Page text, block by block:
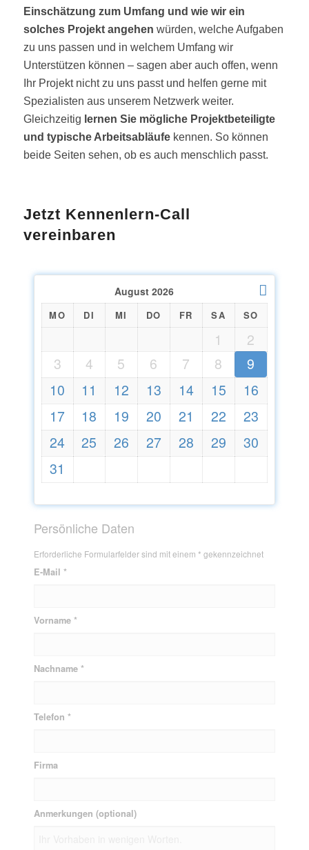
Einschätzung zum Umfang und wie wir ein
solches Projekt angehen würden, welche Aufgaben
zu uns passen und in welchem Umfang wir
Unterstützen können – sagen aber auch offen, wenn
Ihr Projekt nicht zu uns passt und helfen gerne mit
Spezialisten aus unserem Netzwerk weiter.
Gleichzeitig lernen Sie mögliche Projektbeteiligte
und typische Arbeitsabläufekennen. So können
beide Seiten sehen, ob es auch menschlich passt.
Jetzt Kennenlern-Call
vereinbaren
August 2026
MO DI MI DO FR SA SO
1
2
3
4 5 6 7 8
9
10
11 12 13 14 15
16
17
18 19 20 21 22
23
24
25 26 27 28 29
30
31
Persönliche Daten
Erforderliche Formularfelder sind mit einem * gekennzeichnet
E-Mail *
Vorname *
Nachname *
Telefon *
Firma
Anmerkungen (optional)